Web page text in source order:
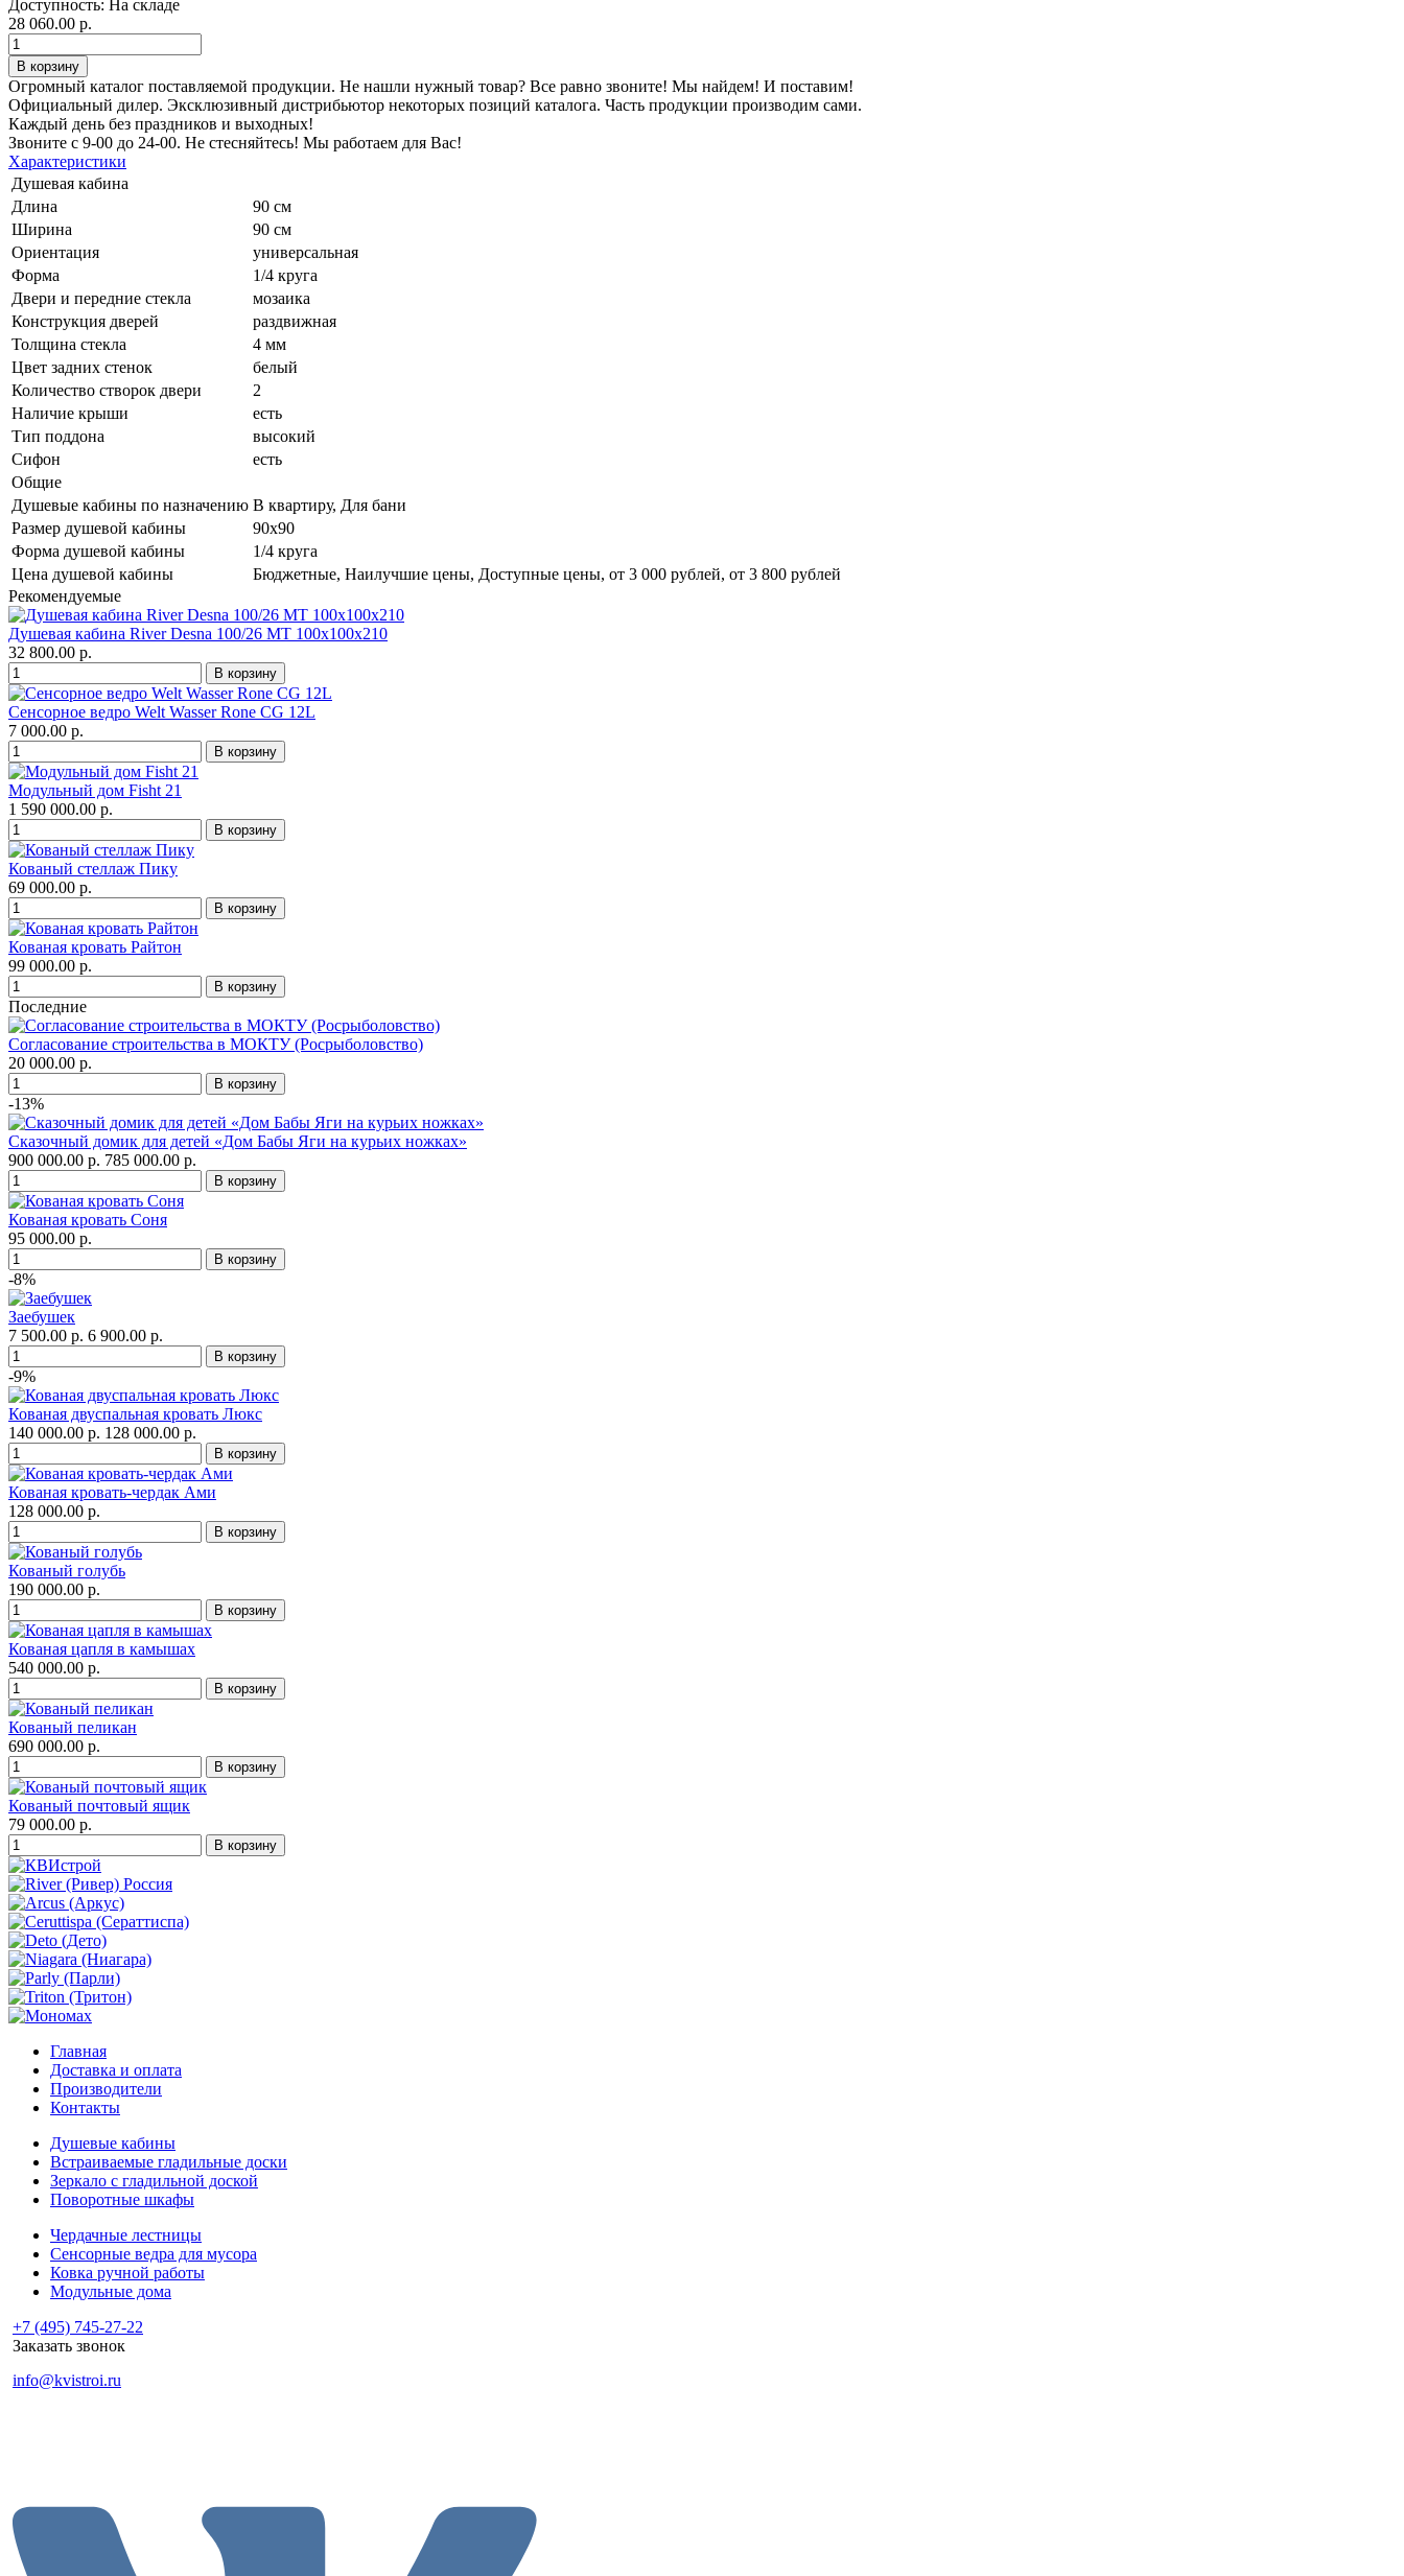
Доступность: На складе
28 060.00 р.
Огромный каталог поставляемой продукции. Не нашли нужный товар? Все равно звоните! Мы найдем! И поставим!
Официальный дилер. Эксклюзивный дистрибьютор некоторых позиций каталога. Часть продукции производим сами.
Каждый день без праздников и выходных!
Звоните с 9-00 до 24-00. Не стесняйтесь! Мы работаем для Вас!
Характеристики
Душевая кабина
Длина
90 см
Ширина
90 см
Ориентация
универсальная
Форма
1/4 круга
Двери и передние стекла
мозаика
Конструкция дверей
раздвижная
Толщина стекла
4 мм
Цвет задних стенок
белый
Количество створок двери
2
Наличие крыши
есть
Тип поддона
высокий
Сифон
есть
Общие
Душевые кабины по назначению В квартиру, Для бани
Размер душевой кабины
90х90
Форма душевой кабины
1/4 круга
Цена душевой кабины
Бюджетные, Наилучшие цены, Доступные цены, от 3 000 рублей, от 3 800 рублей
Рекомендуемые
Душевая кабина River Desna 100/26 МТ 100х100х210
32 800.00 р.
Сенсорное ведро Welt Wasser Rone CG 12L
7 000.00 р.
Модульный дом Fisht 21
1 590 000.00 р.
Кованый стеллаж Пику
69 000.00 р.
Кованая кровать Райтон
99 000.00 р.
Последние
Согласование строительства в МОКТУ (Росрыболовство)
20 000.00 р.
-13%
Сказочный домик для детей «Дом Бабы Яги на курьих ножках»
900 000.00 р. 785 000.00 р.
Кованая кровать Соня
95 000.00 р.
-8%
Заебушек
7 500.00 р. 6 900.00 р.
-9%
Кованая двуспальная кровать Люкс
140 000.00 р. 128 000.00 р.
Кованая кровать-чердак Ами
128 000.00 р.
Кованый голубь
190 000.00 р.
Кованая цапля в камышах
540 000.00 р.
Кованый пеликан
690 000.00 р.
Кованый почтовый ящик
79 000.00 р.
Главная
Доставка и оплата
Производители
Контакты
Душевые кабины
Встраиваемые гладильные доски
Зеркало с гладильной доской
Поворотные шкафы
Чердачные лестницы
Сенсорные ведра для мусора
Ковка ручной работы
Модульные дома
+7 (495) 745-27-22
Заказать звонок
info@kvistroi.ru